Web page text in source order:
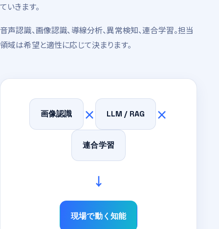
ていきます。
音声認識、画像認識、導線分析、異常検知、連合学習。担当
領域は希望と適性に応じて決まります。
画像認識 × LLM / RAG ×
連合学習
↓
現場で動く知能